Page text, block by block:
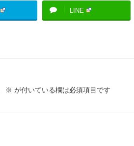
LINE
※ が付いている欄は必須項目です